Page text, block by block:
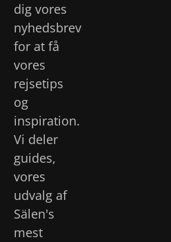
dig vores
nyhedsbrev
for at få
vores
rejsetips
og
inspiration.
Vi deler
guides,
vores
udvalg af
Sälen's
mest